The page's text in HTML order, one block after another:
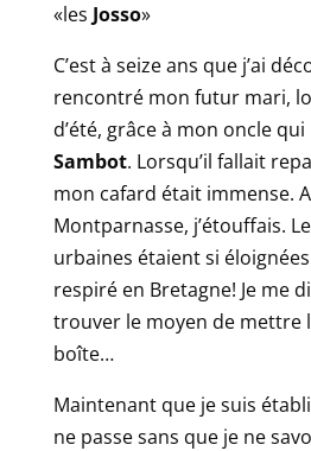
«les Josso»
C’est à seize ans que j’ai
rencontré mon futur mari,
d’été, grâce à mon oncle
Sambot. Lorsqu’il fallait
mon cafard était immense.
Montparnasse, j’étouffais.
urbaines étaient si éloignées
respiré en Bretagne! Je me
trouver le moyen de mettre
boîte…
Maintenant que je suis
ne passe sans que je ne